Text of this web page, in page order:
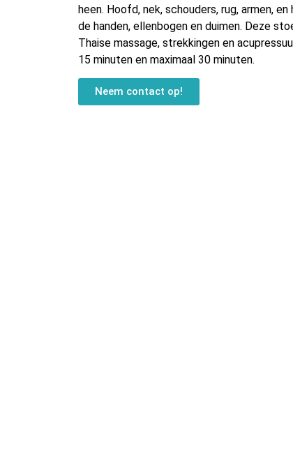
heen. Hoofd, nek, schouders, rug, armen,
de handen, ellenbogen en duimen. Deze
Thaise massage, strekkingen en
15 minuten en maximaal 30 minuten.
Neem contact op!